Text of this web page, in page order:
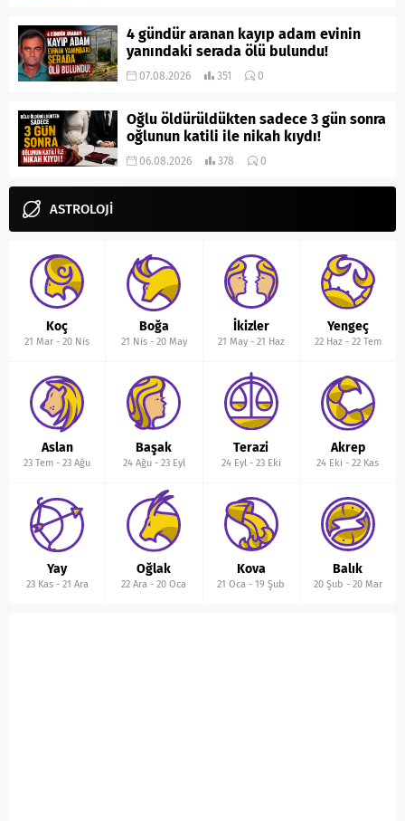
4 gündür aranan kayıp adam evinin
yanındaki serada ölü bulundu!
07.08.2026 351 0
Oğlu öldürüldükten sadece 3 gün sonra
oğlunun katili ile nikah kıydı!
06.08.2026 378 0
ASTROLOJİ
Koç
21 Mar -20 Nis
Boğa
21 Nis- 20 May
İkizler
21 May- 21 Haz
Yengeç
22 Haz- 22 Tem
Aslan
23 Tem -23 Ağu
Başak
24 Ağu- 23 Eyl
Terazi
24 Eyl- 23 Eki
Akrep
24 Eki -22 Kas
Yay
23 Kas- 21 Ara
Oğlak
22 Ara -20 Oca
Kova
21 Oca -19 Şub
Balık
20 Şub - 20 Mar